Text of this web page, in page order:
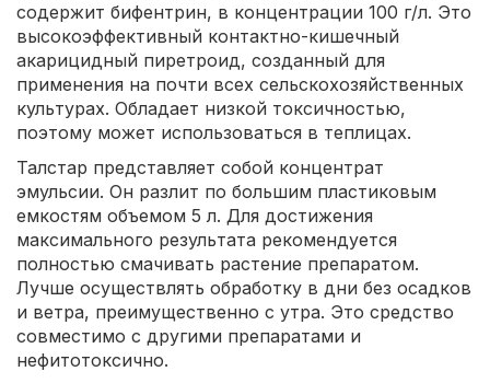
содержит бифентрин, в концентрации 100 г/л. Это
высокоэффективный контактно-кишечный
акарицидный пиретроид, созданный для
применения на почти всех сельскохозяйственных
культурах. Обладает низкой токсичностью,
поэтому может использоваться в теплицах.
Талстар представляет собой концентрат
эмульсии. Он разлит по большим пластиковым
емкостям объемом 5 л. Для достижения
максимального результата рекомендуется
полностью смачивать растение препаратом.
Лучше осуществлять обработку в дни без осадков
и ветра, преимущественно с утра. Это средство
совместимо с другими препаратами и
нефитотоксично.